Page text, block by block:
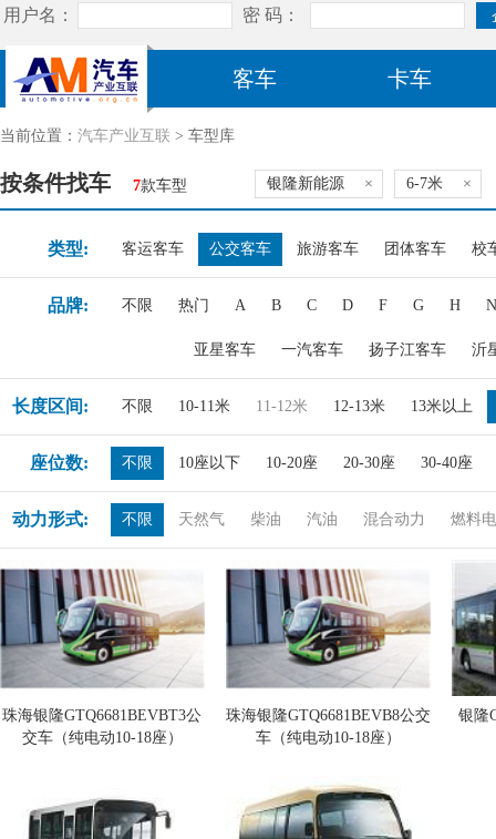
客车 卡车
当前位置： 汽车产业互联 > 车型库
按条件找车 7款车型 银隆新能源 × 6-7米 ×
类型: 客运客车 公交客车 旅游客车 团体客车 校
品牌: 不限 热门 A B C D F G H N
亚星客车 一汽客车 扬子江客车 沂
长度区间: 不限 10-11米 11-12米 12-13米 13米以上
座位数: 不限 10座以下 10-20座 20-30座 30-40座
动力形式: 不限 天然气 柴油 汽油 混合动力 燃料
珠海银隆GTQ6681BEVBT3公
交车（纯电动10-18座）
珠海银隆GTQ6681BEVB8公交
车（纯电动10-18座）
银隆